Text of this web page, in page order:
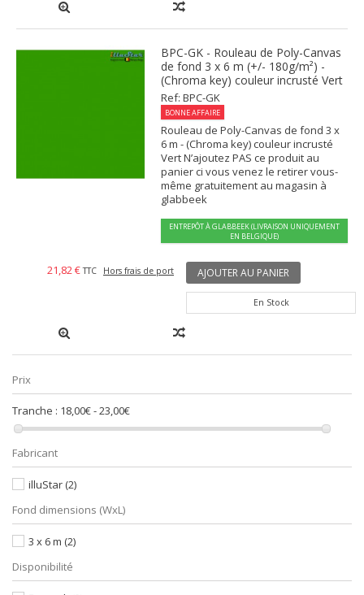
BPC-GK - Rouleau de Poly-Canvas
de fond 3 x 6 m (+/- 180g/m²) -
(Chroma key) couleur incrusté Vert
Ref: BPC-GK
BONNE AFFAIRE
Rouleau de Poly-Canvas de fond 3 x
6 m - (Chroma key) couleur incrusté
Vert N’ajoutez PAS ce produit au
panier ci vous venez le retirer vous-
même gratuitement au magasin à
glabbeek
ENTREPÔT À GLABBEEK (LIVRAISON UNIQUEMENT
EN BELGIQUE)
21,82 € TTC Hors frais de port AJOUTER AU PANIER
En Stock
Prix
Tranche : 18,00€ - 23,00€
Fabricant
illuStar (2)
Fond dimensions (WxL)
3 x 6 m (2)
Disponibilité